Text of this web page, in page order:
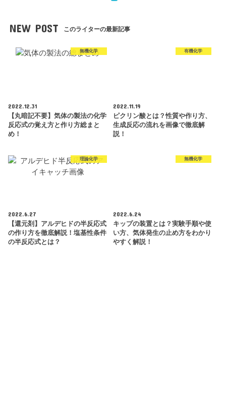
NEW POST このライターの最新記事
無機化学
2022.12.31
【丸暗記不要】気体の製法の化学
反応式の覚え方と作り方総まと
め！
有機化学
2022.11.19
ピクリン酸とは？性質や作り方、
生成反応の流れを画像で徹底解
説！
理論化学
2022.6.27
【還元剤】アルデヒドの半反応式
の作り方を徹底解説！塩基性条件
の半反応式とは？
無機化学
2022.6.24
キップの装置とは？実験手順や使
い方、気体発生の止め方をわかり
やすく解説！